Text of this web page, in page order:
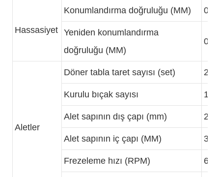
Hassasiyet
Konumlandırma doğruluğu (MM)
Yeniden konumlandırma
doğruluğu (MM)
Aletler
Döner tabla taret sayısı (set) 2
Kurulu bıçak sayısı 16
Alet sapının dış çapı (mm) 25
Alet sapının iç çapı (MM) 32
Frezeleme hızı (RPM)